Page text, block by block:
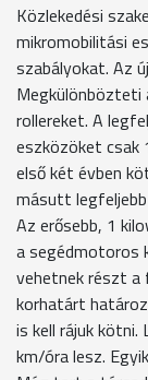
Közlekedési
mikromobilitási
szabályokat. Az
Megkülönbözteti
rollereket. A
eszközöket csak
első két évben
másutt
Az erősebb, 1
a segédmotoros
vehetnek részt a
korhatárt
is kell rájuk
km/óra lesz.